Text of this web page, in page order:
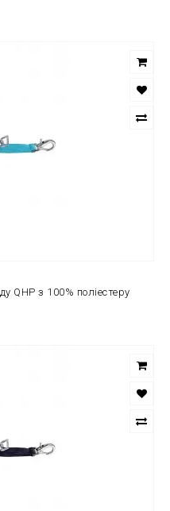
QHP з 100% поліестеру